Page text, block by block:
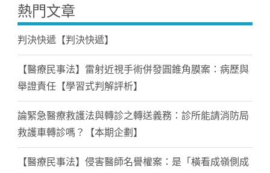
熱門文章
判決快遞【判決快遞】
【醫療民事法】雷射近視手術併發圓錐角膜案：病歷與
舉證責任【學習式判解評析】
論緊急醫療救護法與轉診之轉送義務：診所能請消防局
救護車轉診嗎？【本期企劃】
【醫療民事法】侵害醫師名譽權案：是「橫看成嶺側成